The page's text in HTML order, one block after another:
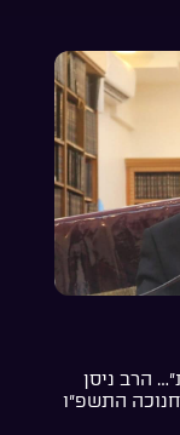
הרב ניסן
התשפ”ו